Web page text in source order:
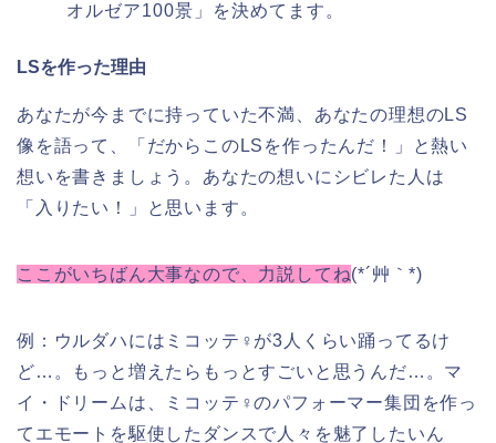
オルゼア100景」を決めてます。
LSを作った理由
あなたが今までに持っていた不満、あなたの理想のLS
像を語って、「だからこのLSを作ったんだ！」と熱い
想いを書きましょう。あなたの想いにシビレた人は
「入りたい！」と思います。
ここがいちばん大事なので、力説してね(*´艸｀*)
例：ウルダハにはミコッテ♀が3人くらい踊ってるけ
ど…。もっと増えたらもっとすごいと思うんだ…。マ
イ・ドリームは、ミコッテ♀のパフォーマー集団を作っ
てエモートを駆使したダンスで人々を魅了したいん